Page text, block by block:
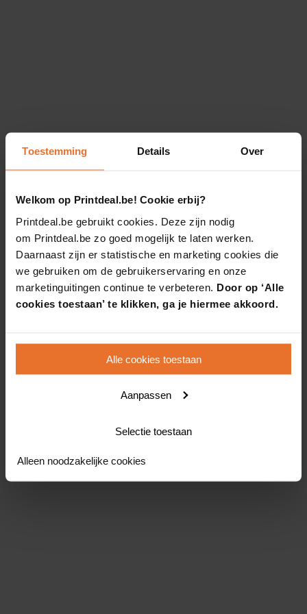
Toestemming Details Over
Welkom op Printdeal.be! Cookie erbij?
Printdeal.be gebruikt cookies. Deze zijn nodig
om Printdeal.be zo goed mogelijk te laten werken.
Daarnaast zijn er statistische en marketing cookies die
we gebruiken om de gebruikerservaring en onze
marketinguitingen continue te verbeteren. Door op ‘Alle
cookies toestaan’ te klikken, ga je hiermee akkoord.
Alle cookies toestaan
Aanpassen
Selectie toestaan
Alleen noodzakelijke cookies